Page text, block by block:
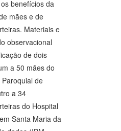
benefícios da
mães e de
Materiais e
observacional
de dois
a 50 mães do
de
a 34
do Hospital
Santa Maria da